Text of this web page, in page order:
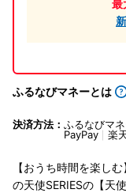
最
ふるなびマネーとは
決済方法： ふるなびマ
PayPay
楽
【おうち時間を楽し
の天使SERIESの【天